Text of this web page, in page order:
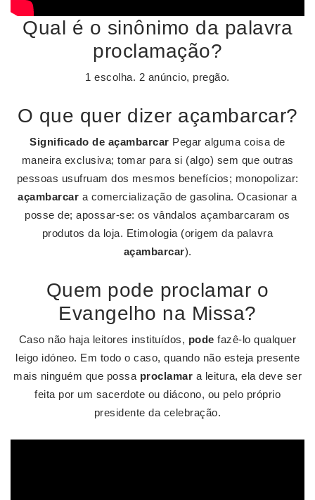
Qual é o sinônimo da palavra
proclamação?
1 escolha. 2 anúncio, pregão.
O que quer dizer açambarcar?
Significado de açambarcar Pegar alguma coisa de
maneira exclusiva; tomar para si (algo) sem que outras
pessoas usufruam dos mesmos benefícios; monopolizar:
açambarcar a comercialização de gasolina. Ocasionar a
posse de; apossar-se: os vândalos açambarcaram os
produtos da loja. Etimologia (origem da palavra
açambarcar).
Quem pode proclamar o
Evangelho na Missa?
Caso não haja leitores instituídos, pode fazê-lo qualquer
leigo idóneo. Em todo o caso, quando não esteja presente
mais ninguém que possa proclamar a leitura, ela deve ser
feita por um sacerdote ou diácono, ou pelo próprio
presidente da celebração.